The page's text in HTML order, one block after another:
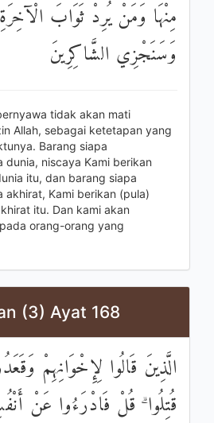
مِنْهَا وَمَنْ يُرِدْ ثَوَابَ
وَسَنَجْزِي الشَّاكِرِينَ
tidak akan mati
Allah, sebagai ketetapan yang
Barang siapa
dunia, niscaya Kami berikan
itu, dan barang siapa
akhirat, Kami berikan (pula)
itu. Dan kami akan
orang-orang yang
(3) Ayat 168
الَّذِينَ قَالُوا لِإِخْوَانِهِمْ
قُتِلُوا ۗ قُلْ فَادْرَءُوا عَنْ